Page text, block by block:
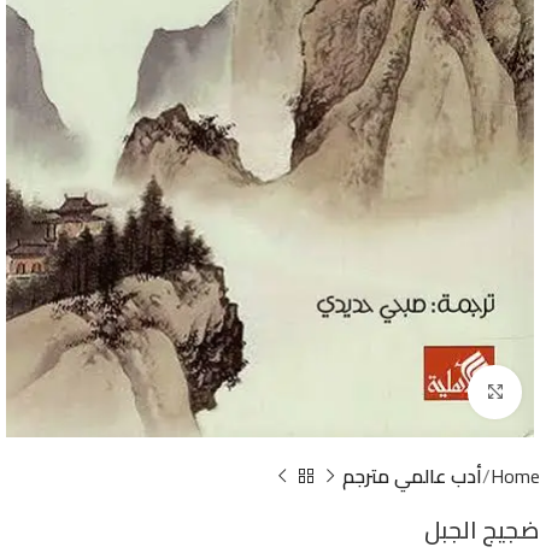
Click to enlarge
Home أدب عالمي مترجم
ضجيج الجبل